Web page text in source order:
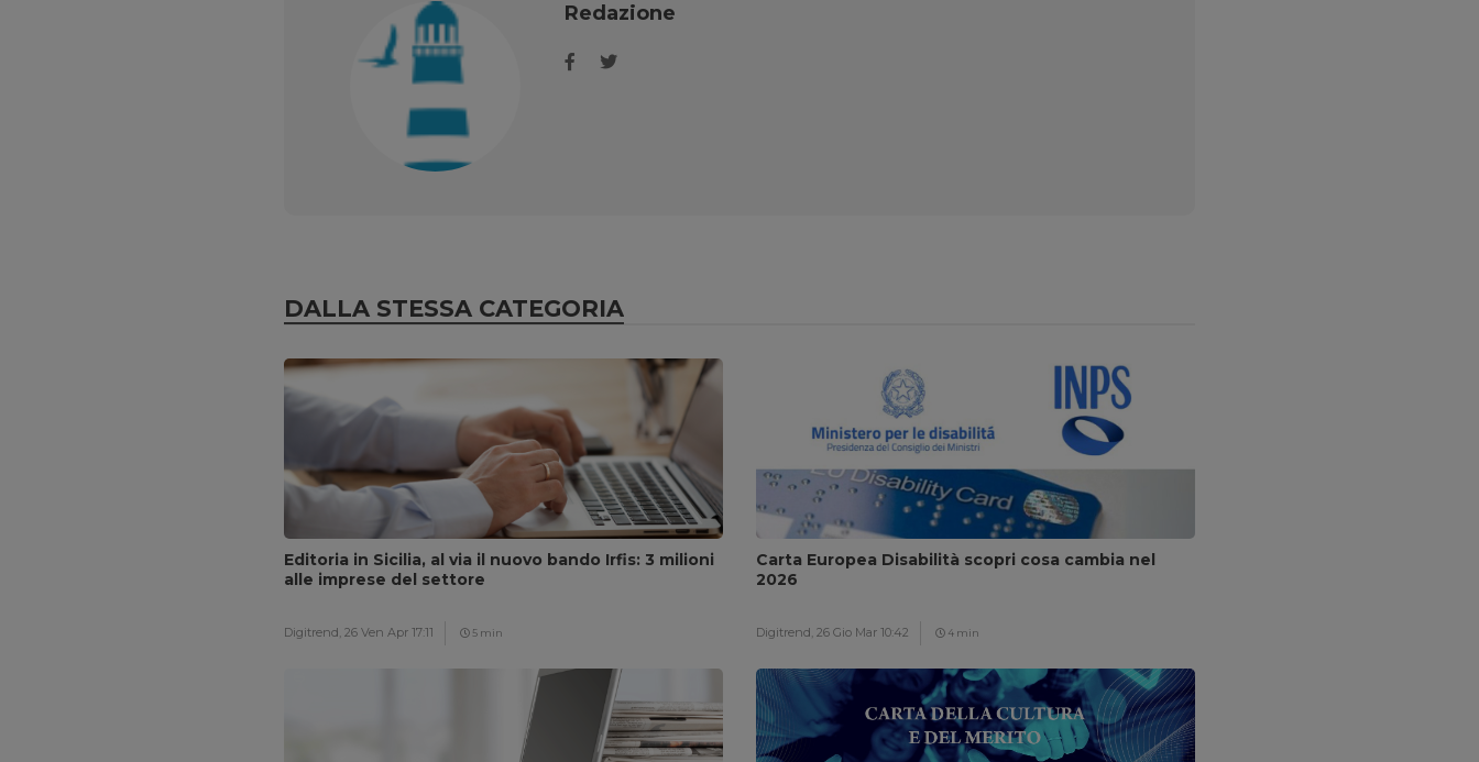
Redazione
DALLA STESSA CATEGORIA
Editoria in Sicilia, al via il nuovo bando Irfis: 3 milioni
alle imprese del settore
Digitrend, 26 Ven Apr 17:11 5 min
Carta Europea Disabilità scopri cosa cambia nel
2026
Digitrend, 26 Gio Mar 10:42 4 min